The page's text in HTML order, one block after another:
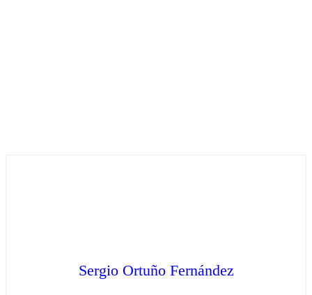
Sergio Ortuño Fernández